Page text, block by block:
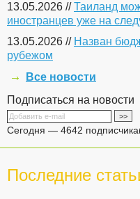
13.05.2026 //Таиланд
иностранцев уже на
13.05.2026 // Назван
рубежом
Все новости
Подписаться на новости
Сегодня — 4642
Последние